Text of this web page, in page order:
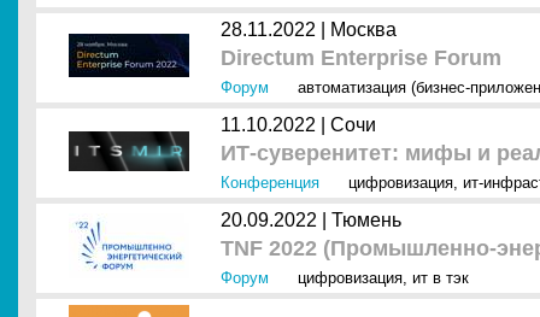
28.11.2022 | Москва
Directum Enterprise Forum
Форум автоматизация (бизнес-
11.10.2022 | Сочи
ИТ-суверенитет: мифы и
Конференция цифровизация, ит-
20.09.2022 | Тюмень
TNF 2022 (Промышленно-
Форум цифровизация, ит в тэк